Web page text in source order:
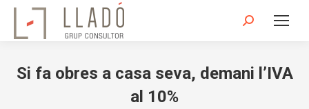
Search:
Si fa obres a casa seva, demani l’IVA
al 10%